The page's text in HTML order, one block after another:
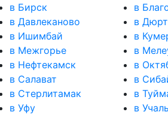
в Бирск
в
в Давлеканово
в
в Ишимбай
в
в Межгорье
в
в Нефтекамск
в
в Салават
в
в Стерлитамак
в
в Уфу
в